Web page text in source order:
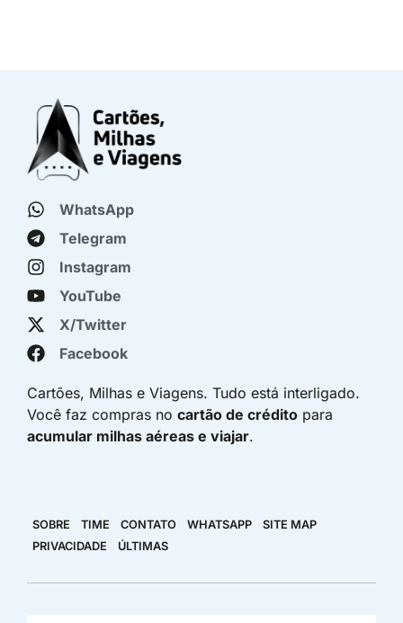
WhatsApp
Telegram
Instagram
YouTube
X/Twitter
Facebook
Cartões, Milhas e Viagens. Tudo está interligado.
Você faz compras no cartão de crédito para
acumular milhas aéreas e viajar.
SOBRE TIME CONTATO WHATSAPP
SITE MAP
PRIVACIDADE
ÚLTIMAS